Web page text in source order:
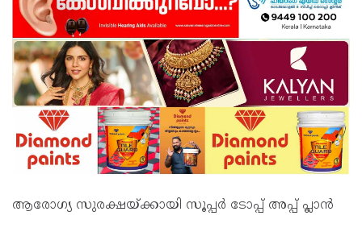
ആരോഗ്യ സുരക്ഷയ്ക്കായി സൂപ്പർ ടോപ്പ് അപ്പ് പ്ലാൻ